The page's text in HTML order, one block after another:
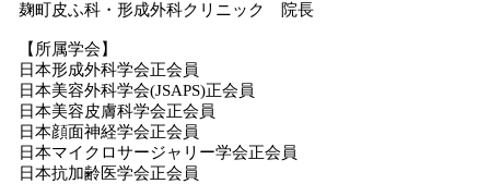
麹町皮ふ科・形成外科クリニック 院長
【所属学会】
日本形成外科学会正会員
日本美容外科学会(JSAPS)正会員
日本美容皮膚科学会正会員
日本顔面神経学会正会員
日本マイクロサージャリー学会正会員
日本抗加齢医学会正会員